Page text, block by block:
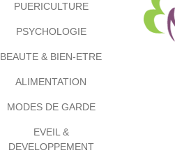
PUERICULTURE
PSYCHOLOGIE
BEAUTE & BIEN-ETRE
ALIMENTATION
MODES DE GARDE
EVEIL &
DEVELOPPEMENT